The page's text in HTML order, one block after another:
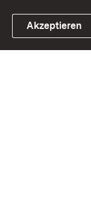
Akzeptieren